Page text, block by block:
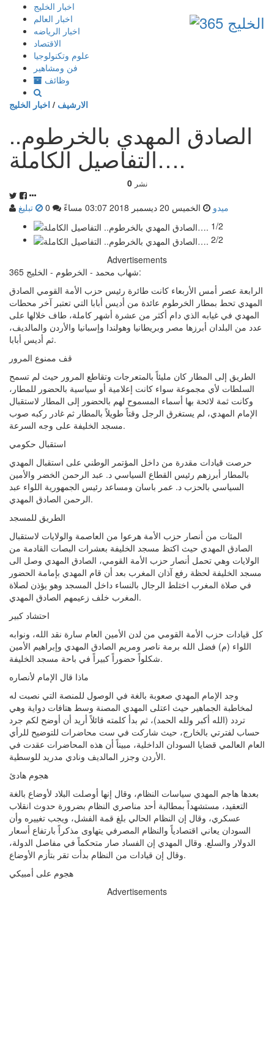
إذهب
المحتوى
اخبار الخليج
اخبار العالم
اخبار الرياضه
الاقتصاد
علوم وتكنولوجيا
فن ومشاهير
وظائف
الارشيف / اخبار الخليج
الصادق المهدي بالخرطوم..
التفاصيل الكاملة….
0 نشر
ميدو الخميس 20 ديسمبر 2018 03:07 مساءً
تبليغ
1/2
2/2
Advertisements
شهاب محمد - الخرطوم - الخليج 365:
الرابعة عصر أمس الأربعاء كانت طائرة رئيس حزب الأمة القومي الصادق
المهدي تحط بمطار الخرطوم عائدة من أديس أبابا التي تعتبر آخر محطات
المهدي في غيابه الذي دام أكثر من عشرة أشهر كاملة، طاف خلالها على
عدد من البلدان أبرزها مصر وبريطانيا وهولندا وإسبانيا والأردن والمالديف،
ثم أديس أبابا.
قف ممنوع المرور
الطريق إلى المطار كان مليئاً بالمتعرجات وتقاطع المرور حيث لم تسمح
السلطات لأي مجموعة سواء كانت إعلامية أو سياسية بالحضور للمطار،
وكانت ثمة لائحة بها أسماء المسموح لهم بالحضور إلى المطار لاستقبال
الإمام المهدي، لم يستغرق الرجل وقتاً طويلاً بالمطار ثم غادر ركبه صوب
مسجد الخليفة على وجه السرعة.
استقبال حكومي
حرصت قيادات مقدرة من داخل المؤتمر الوطني على استقبال المهدي
بالمطار أبرزهم رئيس القطاع السياسي د. عبد الرحمن الخضر والأمين
السياسي بالحزب د. عمر باسان ومساعد رئيس الجمهورية اللواء عبد
الرحمن الصادق المهدي.
الطريق للمسجد
المئات من أنصار حزب الأمة هرعوا من العاصمة والولايات لاستقبال
الصادق المهدي حيث اكتظ مسجد الخليفة بعشرات البصات القادمة من
الولايات وهي تحمل أنصار حزب الأمة القومي، الصادق المهدي وصل الى
مسجد الخليفة لحظة رفع آذان المغرب بعد أن قام المهدي بإمامة الحضور
في صلاة المغرب اختلط الرجال بالنساء داخل المسجد وهو يؤذن لصلاة
المغرب خلف زعيمهم الصادق المهدي.
احتشاد كبير
كل قيادات حزب الأمة القومي من لدن الأمين العام سارة نقد الله، ونوابه
اللواء (م) فضل الله برمة ناصر ومريم الصادق المهدي وإبراهيم الأمين
شكلواً حضوراً كبيراً في باحة مسجد الخليفة.
ماذا قال الإمام لأنصاره
وجد الإمام المهدي صعوبة بالغة في الوصول للمنصة التي نصبت له
لمخاطبة الجماهير حيث اعتلى المهدي المصنة وسط هتافات دواية وهي
تردد (الله أكبر ولله الحمد)، ثم بدأ كلمته قائلاً أريد أن أوضح لكم جرد
حساب لفترتي بالخارج، حيث شاركت في ست محاضرات للتوضيح للرأي
العام العالمي قضايا السودان الداخلية، مبيناً أن هذه المحاضرات عقدت في
الأردن وجزر المالديف ونادي مدريد للوسطية.
هجوم هادئ
بعدها هاجم المهدي سياسات النظام، وقال إنها أوصلت البلاد لأوضاع بالغة
التعقيد، مستشهداً بمطالبة أحد مناصري النظام بضرورة حدوث انقلاب
عسكري، وقال إن النظام الحالي بلغ قمة الفشل، ويجب تغييره وأن
السودان يعاني اقتصادياً والنظام المصرفي يتهاوى مذكراً بارتفاع أسعار
الدولار والسلع. وقال المهدي إن الفساد صار متحكماً في مفاصل الدولة،
وقال إن قيادات من النظام بدأت تقر بتأزم الأوضاع.
هجوم على أمبيكي
Advertisements